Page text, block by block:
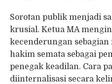
Sorotan publik menjadi
krusial. Ketua MA
kecenderungan
hakim semata sebagai
penegak keadilan. Cara
diinternalisasi secara